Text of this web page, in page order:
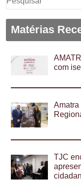
por:
Matérias
com
Amatra
TJC